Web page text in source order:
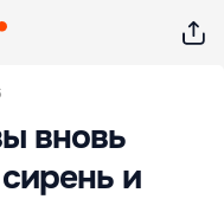
вновь
и